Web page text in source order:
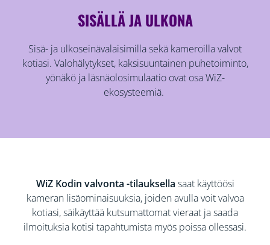
SISÄLLÄ JA ULKONA
Sisä- ja ulkoseinävalaisimilla sekä kameroilla valvot
kotiasi. Valohälytykset, kaksisuuntainen puhetoiminto,
yönäkö ja läsnäolosimulaatio ovat osa WiZ-
ekosysteemiä.
WiZ Kodin valvonta -tilauksella saat käyttöösi
kameran lisäominaisuuksia, joiden avulla voit valvoa
kotiasi, säikäyttää kutsumattomat vieraat ja saada
ilmoituksia kotisi tapahtumista myös poissa ollessasi.